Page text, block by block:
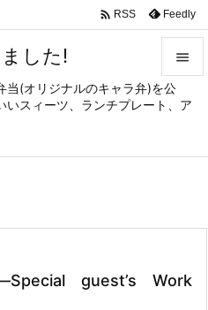
した!
当(オリジナルのキャラ弁)を公
スィーツ、ランチプレート、ア


メニュ
サイド


 RSS Feedly
—Special guest’s Work